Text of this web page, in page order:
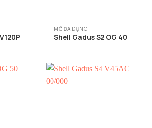
MỠ ĐA DỤNG
Shell Gadus S2 OG 40